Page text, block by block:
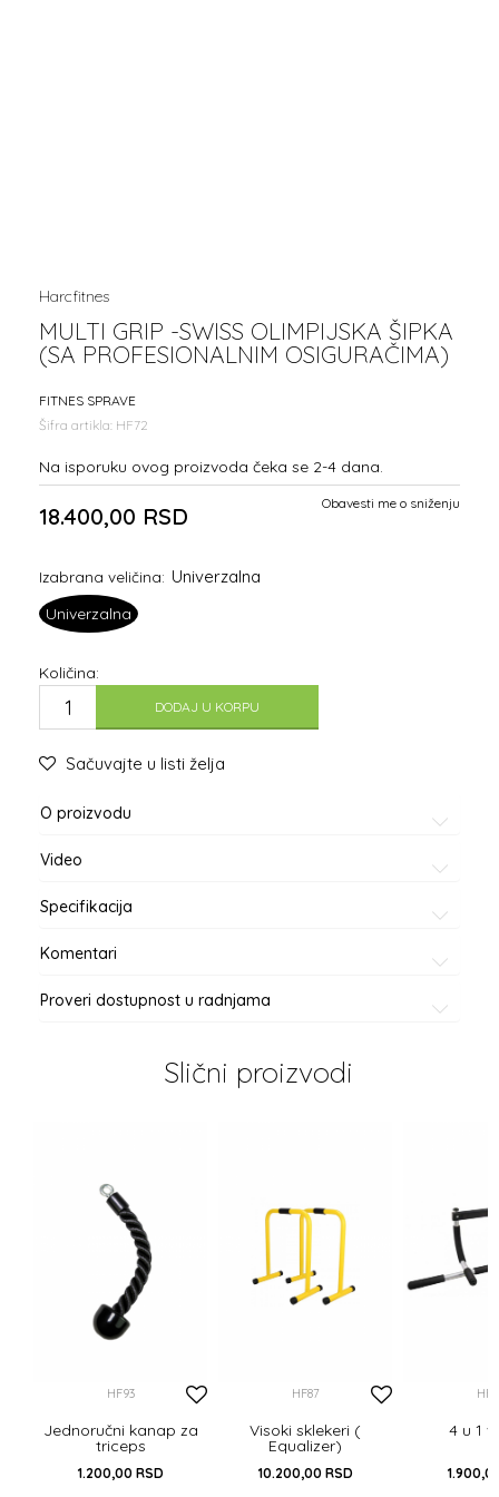
Harcfitnes
MULTI GRIP -SWISS OLIMPIJSKA ŠIPKA
(SA PROFESIONALNIM OSIGURAČIMA)
FITNES SPRAVE
Šifra artikla: HF72
Na isporuku ovog proizvoda čeka se 2-4 dana.
18.400,00 RSD Obavesti me o sniženju
Izabrana veličina: Univerzalna
Univerzalna
Količina:
DODAJ U KORPU
Sačuvajte u listi želja
O proizvodu
Video
Specifikacija
Komentari
Proveri dostupnost u radnjama
Slični proizvodi
HF93
Jednoručni kanap za
triceps
1.200,00 RSD
HF87
Visoki sklekeri (
Equalizer)
10.200,00 RSD
4 u 1